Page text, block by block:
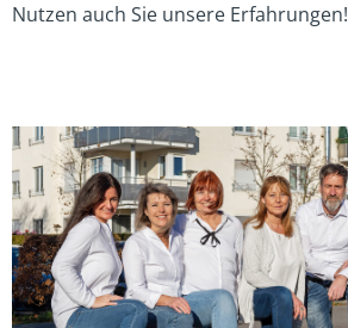
Nutzen auch Sie unsere Erfahrungen!